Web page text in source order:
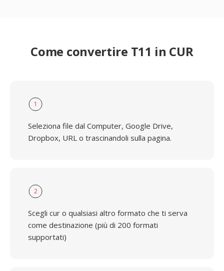
Come convertire T11 in CUR
1
Seleziona file dal Computer, Google Drive,
Dropbox, URL o trascinandoli sulla pagina.
2
Scegli cur o qualsiasi altro formato che ti serva
come destinazione (più di 200 formati
supportati)